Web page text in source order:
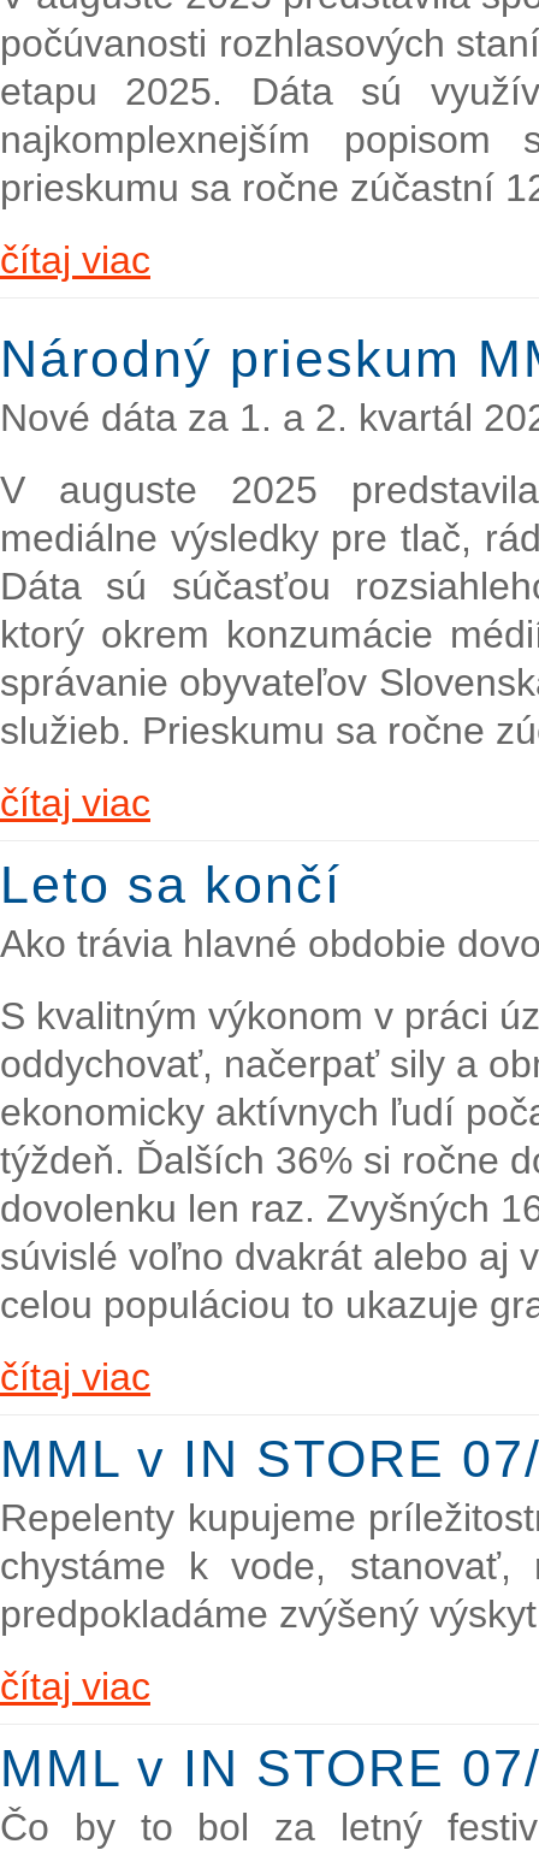
počúvanosti rozhlasových
etapu 2025. Dáta sú
najkomplexnejším popisom
prieskumu sa ročne zúčastní
čítaj viac
Národný prieskum
Nové dáta za 1. a 2. kvartál
V auguste 2025
mediálne výsledky pre tlač,
Dáta sú súčasťou
ktorý okrem konzumácie
správanie obyvateľov
služieb. Prieskumu sa ročne
čítaj viac
Leto sa končí
Ako trávia hlavné obdobie
S kvalitným výkonom v práci
oddychovať, načerpať sily a
ekonomicky aktívnych ľudí
týždeň. Ďalších 36% si ročne
dovolenku len raz. Zvyšných
súvislé voľno dvakrát alebo aj
celou populáciou to ukazuje
čítaj viac
MML v IN STORE
Repelenty kupujeme
chystáme k vode, stanovať,
predpokladáme zvýšený
čítaj viac
MML v IN STORE
Čo by to bol za letný